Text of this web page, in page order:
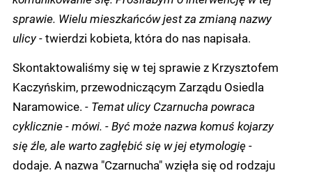
sprawie. Wielu mieszkańców jest za zmianą nazwy
ulicy -twierdzi kobieta, która do nas napisała.
Skontaktowaliśmy się w tej sprawie z Krzysztofem
Kaczyńskim, przewodniczącym Zarządu Osiedla
Naramowice. - Temat ulicy Czarnucha powraca
cyklicznie - mówi. - Być może nazwa komuś kojarzy
się źle, ale warto zagłębić się w jej etymologię -
dodaje. A nazwa "Czarnucha" wzięła się od rodzaju